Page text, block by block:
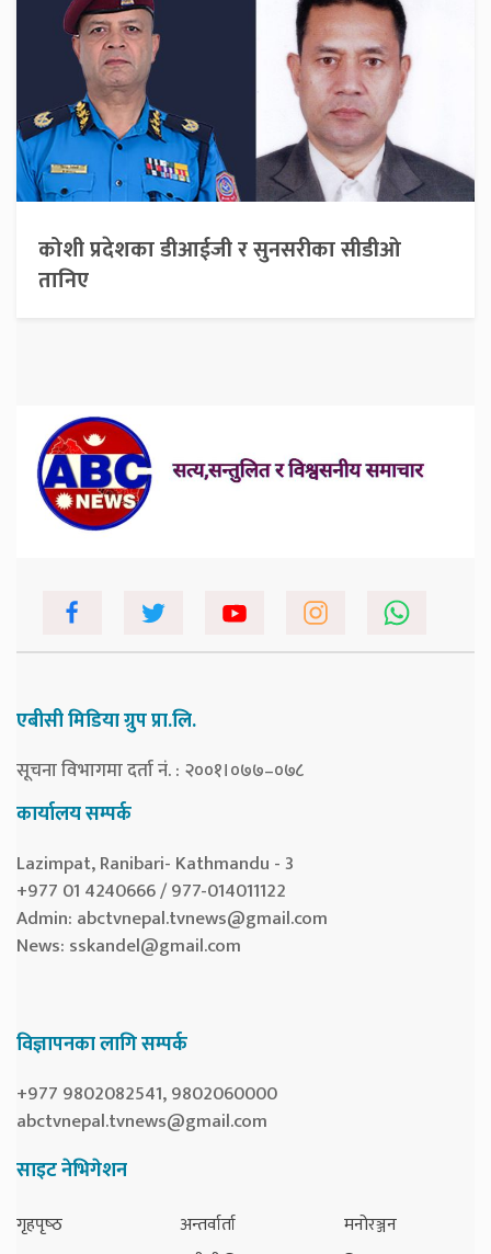
कोशी प्रदेशका डीआईजी र सुनसरीका सीडीओ
तानिए
एबीसी मिडिया ग्रुप प्रा.लि.
सूचना विभागमा दर्ता नं. : २००१।०७७–०७८
कार्यालय सम्पर्क
Lazimpat, Ranibari- Kathmandu - 3
+977 01 4240666 / 977-014011122
Admin: abctvnepal.tvnews@gmail.com
News: sskandel@gmail.com
विज्ञापनका लागि सम्पर्क
+977 9802082541, 9802060000
abctvnepal.tvnews@gmail.com
साइट नेभिगेशन
गृहपृष्‍ठ
अन्तर्वार्ता
मनोरञ्जन